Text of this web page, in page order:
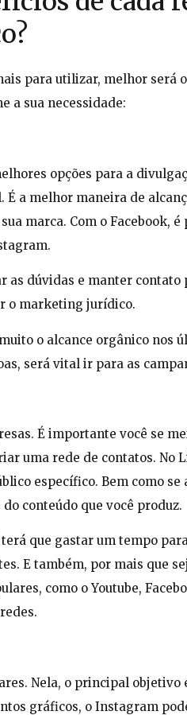
para utilizar, melhor será
a sua necessidade:
opções para a
É a melhor maneira de
marca. Com o Facebook,
as dúvidas e manter contato
o marketing jurídico.
o alcance orgânico nos
será vital ir para as
É importante você se
uma rede de contatos. No
específico. Bem como
conteúdo que você produz.
que gastar um tempo
E também, por mais que
como o Youtube,
Nela, o principal objetivo
gráficos, o Instagram